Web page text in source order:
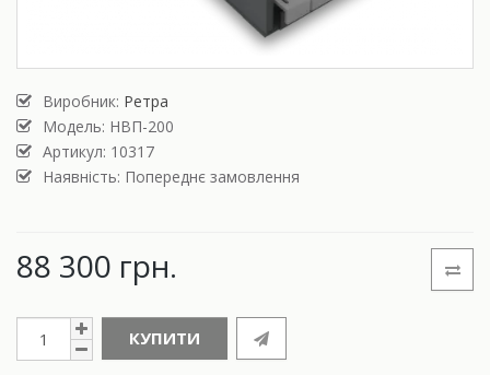
Виробник: Ретра
Модель: НВП-200
Артикул: 10317
Наявність: Попереднє замовлення
88 300 грн.
КУПИТИ